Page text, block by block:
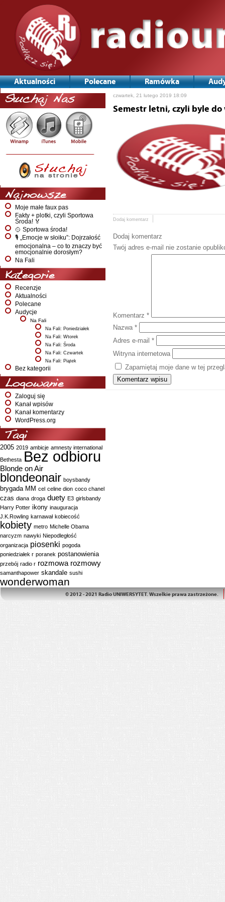
Aktualności Polecane Ramówka
Słuchaj Nas
Najnowsze
Moje małe faux pas
Fakty + plotki, czyli Sportowa
Środa! 🏅
🥎 Sportowa środa!
🎙️ „Emocje w słoiku”: Dojrzałość
emocjonalna – co to znaczy być
emocjonalnie dorosłym?
Na Fali
Kategorie
Recenzje
Aktualności
Polecane
Audycje
Na Fali
Na Fali: Poniedziałek
Na Fali: Wtorek
Na Fali: Środa
Na Fali: Czwartek
Na Fali: Piątek
Bez kategorii
Logowanie
Zaloguj się
Kanał wpisów
Kanał komentarzy
WordPress.org
Tagi
2005 2019 ambicje amnesty international
Bethesta Bez odbioru
Blonde on Air
blondeonair boysbandy
brygada MM cel celine dion coco chanel
czas diana droga duety E3 girlsbandy
Harry Potter ikony inauguracja
J.K.Rowling karnawał kobiecość
kobiety metro Michelle Obama
narcyzm nawyki Niepodległość
organizacja piosenki pogoda
poniedziałek r poranek postanowienia
przebój radio r rozmowa rozmowy
samanthapower skandale sushi
wonderwoman
czwartek, 21 lutego 2019 18:09
Semestr letni, czyli byle do
Dodaj komentarz
Dodaj komentarz
Twój adres e-mail nie zostanie
Komentarz *
Nazwa *
Adres e-mail *
Witryna internetowa
Zapamiętaj moje dane w tej
© 2012 - 2021 Radio UNIWERSYTET. Wszelkie prawa zastrzeżone.